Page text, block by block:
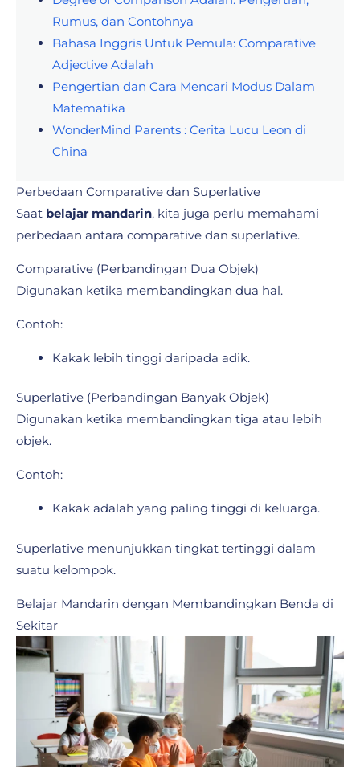
Rumus, dan Contohnya
Bahasa Inggris Untuk Pemula: Comparative
Adjective Adalah
Pengertian dan Cara Mencari Modus Dalam
Matematika
WonderMind Parents : Cerita Lucu Leon di
China
Perbedaan Comparative dan Superlative
Saat belajar mandarin, kita juga perlu memahami
perbedaan antara comparative dan superlative.
Comparative (Perbandingan Dua Objek)
Digunakan ketika membandingkan dua hal.
Contoh:
Kakak lebih tinggi daripada adik.
Superlative (Perbandingan Banyak Objek)
Digunakan ketika membandingkan tiga atau lebih
objek.
Contoh:
Kakak adalah yang paling tinggi di keluarga.
Superlative menunjukkan tingkat tertinggi dalam
suatu kelompok.
Belajar Mandarin dengan Membandingkan Benda di
Sekitar